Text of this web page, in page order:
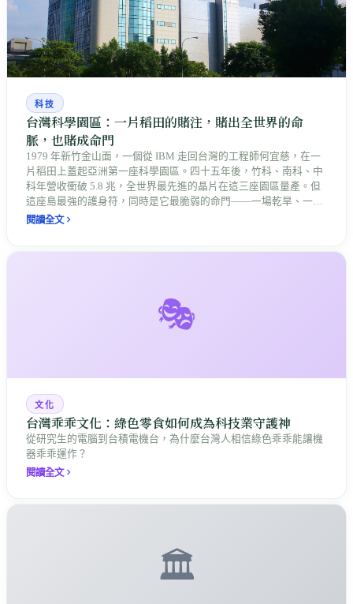
科技
台灣科學園區：一片稻田的賭注，賭出全世界的命
脈，也賭成命門
1979 年新竹金山面，一個從 IBM 走回台灣的工程師何宜慈，在一
片稻田上蓋起亞洲第一座科學園區。四十五年後，竹科、南科、中
科年營收衝破 5.8 兆，全世界最先進的晶片在這三座園區量產。但
這座島最強的護身符，同時是它最脆弱的命門——一場乾旱、一次
斷電、一張地緣政治的牌，都能讓全球供應鏈跟著屏息。
閱讀全文
🎭
文化
台灣乖乖文化：綠色零食如何成為科技業守護神
從研究生的電腦到台積電機台，為什麼台灣人相信綠色乖乖能讓機
器乖乖運作？
閱讀全文
🏛️